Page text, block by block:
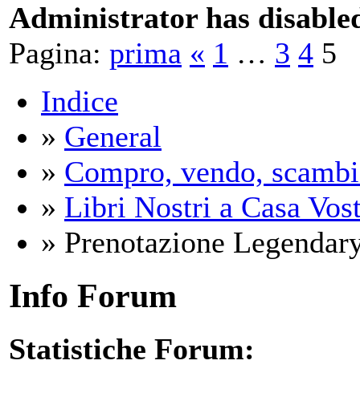
Administrator has
Pagina: prima « 1 … 3 4 5
Indice
» General
» Compro, vendo,
» Libri Nostri a Casa
» Prenotazione
Info Forum
Statistiche Forum: